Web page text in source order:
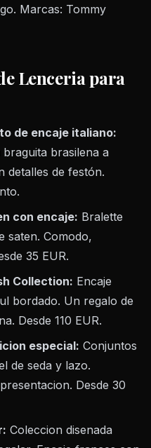
Marcas: Tommy
Lenceria para
de encaje italiano:
brasilena a
detalles de festón.
con encaje: Bralette
saten. Comodo,
35 EUR.
Collection: Encaje
bordado. Un regalo de
Desde 110 EUR.
especial: Conjuntos
de seda y lazo.
Desde 30
Coleccion disenada